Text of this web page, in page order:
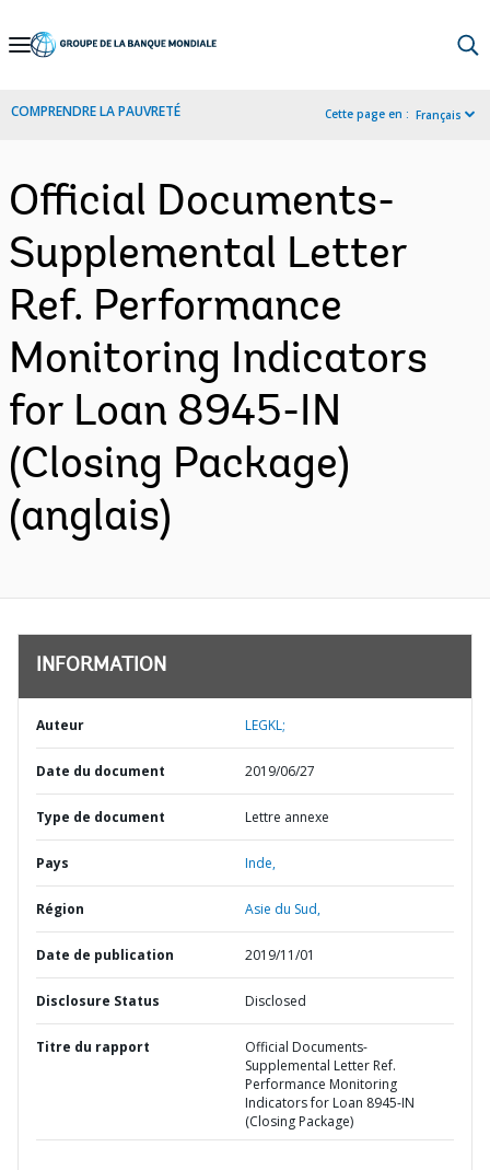
Skip
Navigation
COMPRENDRE LA PAUVRETÉ Cette page en : Français
Official Documents-
Supplemental Letter
Ref. Performance
Monitoring Indicators
for Loan 8945-IN
(Closing Package)
(anglais)
INFORMATION
Auteur LEGKL;
Date du document 2019/06/27
Type de document Lettre annexe
Pays Inde,
Région Asie du Sud,
Date de publication 2019/11/01
Disclosure Status Disclosed
Titre du rapport
Official Documents-
Supplemental Letter Ref.
Performance Monitoring
Indicators for Loan 8945-IN
(Closing Package)